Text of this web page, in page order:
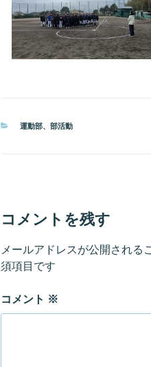
カ
運動部、 部活動
コメントを残す
メールアドレスが公開される
須項目です
コメント ※